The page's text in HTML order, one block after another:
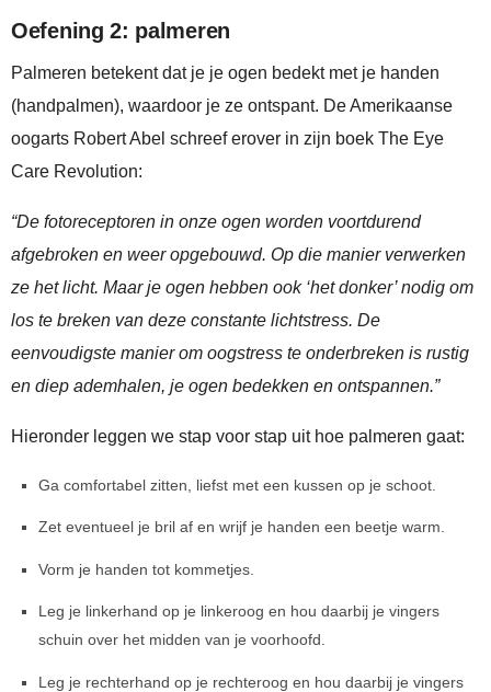
Oefening 2: palmeren
Palmeren betekent dat je je ogen bedekt met je handen
(handpalmen), waardoor je ze ontspant. De Amerikaanse
oogarts Robert Abel schreef erover in zijn boek The Eye
Care Revolution:
“De fotoreceptoren in onze ogen worden voortdurend
afgebroken en weer opgebouwd. Op die manier verwerken
ze het licht. Maar je ogen hebben ook ‘het donker’ nodig om
los te breken van deze constante lichtstress. De
eenvoudigste manier om oogstress te onderbreken is rustig
en diep ademhalen, je ogen bedekken en ontspannen.”
Hieronder leggen we stap voor stap uit hoe palmeren gaat:
Ga comfortabel zitten, liefst met een kussen op je schoot.
Zet eventueel je bril af en wrijf je handen een beetje warm.
Vorm je handen tot kommetjes.
Leg je linkerhand op je linkeroog en hou daarbij je vingers
schuin over het midden van je voorhoofd.
Leg je rechterhand op je rechteroog en hou daarbij je vingers